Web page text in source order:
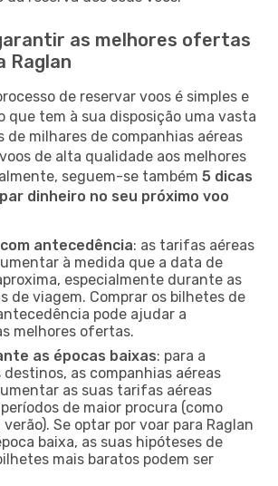
as melhores ofertas
Raglan
de reservar voos é simples e
que tem à sua disposição uma vasta
de milhares de companhias aéreas
de alta qualidade aos melhores
seguem-se também 5 dicas
dinheiro no seu próximo voo
antecedência: as tarifas aéreas
à medida que a data de
especialmente durante as
de viagem. Comprar os bilhetes de
pode ajudar a
melhores ofertas.
as épocas baixas: para a
destinos, as companhias aéreas
as suas tarifas aéreas
de maior procura (como
Se optar por voar para Raglan
baixa, as suas hipóteses de
mais baratos podem ser